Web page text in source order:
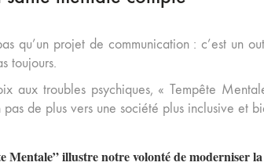
qu’un projet de communication : c’est un
toujours.
aux troubles psychiques, « Tempête
pas de plus vers une société plus inclusive et
Mentale” illustre notre volonté de moderniser